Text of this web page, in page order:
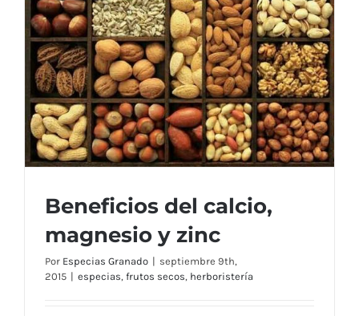
Beneficios del calcio,
magnesio y zinc
Por Especias Granado | septiembre 9th,
2015 | especias, frutos secos, herboristería